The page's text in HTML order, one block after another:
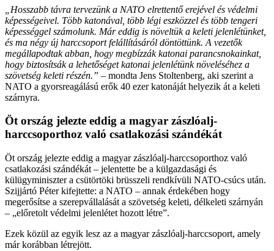
„Hosszabb távra tervezünk a NATO elrettentő erejével és védelmi
képességeivel. Több katonával, több légi eszközzel és több tengeri
képességgel számolunk. Már eddig is növeltük a keleti jelenlétünket,
és ma négy új harccsoport felállításáról döntöttünk. A vezetők
megállapodtak abban, hogy megbízzák katonai parancsnokainkat,
hogy biztosítsák a lehetőséget katonai jelenlétünk növeléséhez a
szövetség keleti részén.” – mondta Jens Stoltenberg, aki szerint a
NATO a gyorsreagálású erők 40 ezer katonáját helyezik át a keleti
szárnyra.
Öt ország jelezte eddig a magyar zászlóalj-
harccsoporthoz való csatlakozási szándékát
Öt ország jelezte eddig a magyar zászlóalj-harccsoporthoz való
csatlakozási szándékát – jelentette be a külgazdasági és
külügyminiszter a csütörtöki brüsszeli rendkívüli NATO-csúcs után.
Szijjártó Péter kifejtette: a NATO – annak érdekében hogy
megerősítse a szerepvállalását a szövetség keleti, délkeleti szárnyán
– „előretolt védelmi jelenlétet hozott létre”.
Ezek közül az egyik lesz az a magyar zászlóalj-harccsoport, amely
már korábban létrejött.